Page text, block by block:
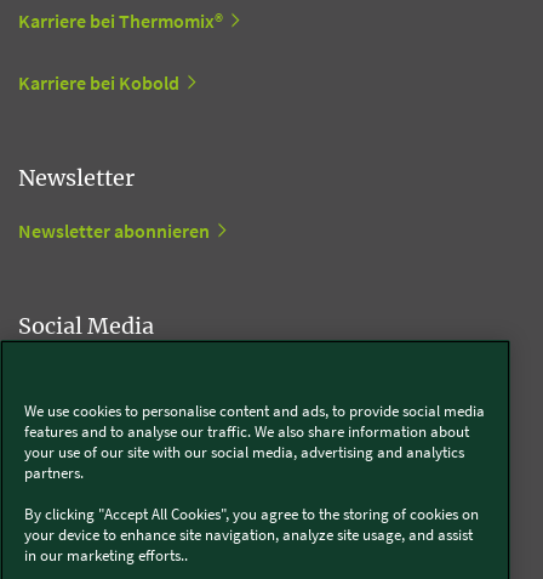
Karriere bei Thermomix®
Karriere bei Kobold
Newsletter
Newsletter abonnieren
Social Media
Thermomix®
We use cookies to personalise content and ads, to provide social media
features and to analyse our traffic. We also share information about
your use of our site with our social media, advertising and analytics
partners.
By clicking "Accept All Cookies", you agree to the storing of cookies on
your device to enhance site navigation, analyze site usage, and assist
in our marketing efforts..